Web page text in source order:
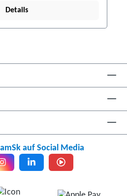
Details
auf Social Media